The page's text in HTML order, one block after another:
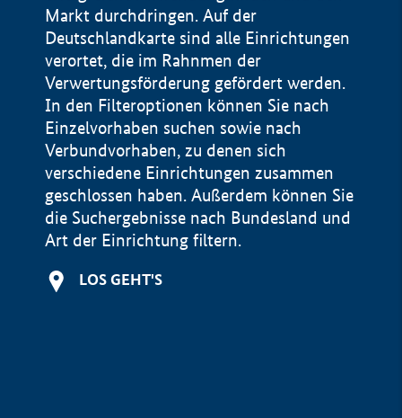
Markt durchdringen. Auf der
Deutschlandkarte sind alle Einrichtungen
verortet, die im Rahnmen der
Verwertungsförderung gefördert werden.
In den Filteroptionen können Sie nach
Einzelvorhaben suchen sowie nach
Verbundvorhaben, zu denen sich
verschiedene Einrichtungen zusammen
geschlossen haben. Außerdem können Sie
die Suchergebnisse nach Bundesland und
Art der Einrichtung filtern.
LOS GEHT'S